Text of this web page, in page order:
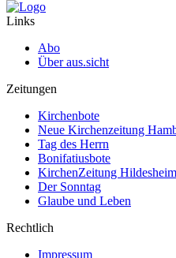
Links
Abo
Über aus.sicht
Zeitungen
Kirchenbote
Neue Kirchenzeitung
Tag des Herrn
Bonifatiusbote
KirchenZeitung Hildesheim
Der Sonntag
Glaube und Leben
Rechtlich
Impressum